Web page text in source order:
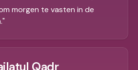
morgen te vasten in de
"
Qadr